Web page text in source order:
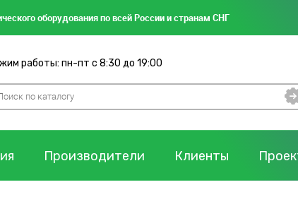
оборудования по всей России и странам СНГ
работы: пн-пт с 8:30 до 19:00
Производители Клиенты